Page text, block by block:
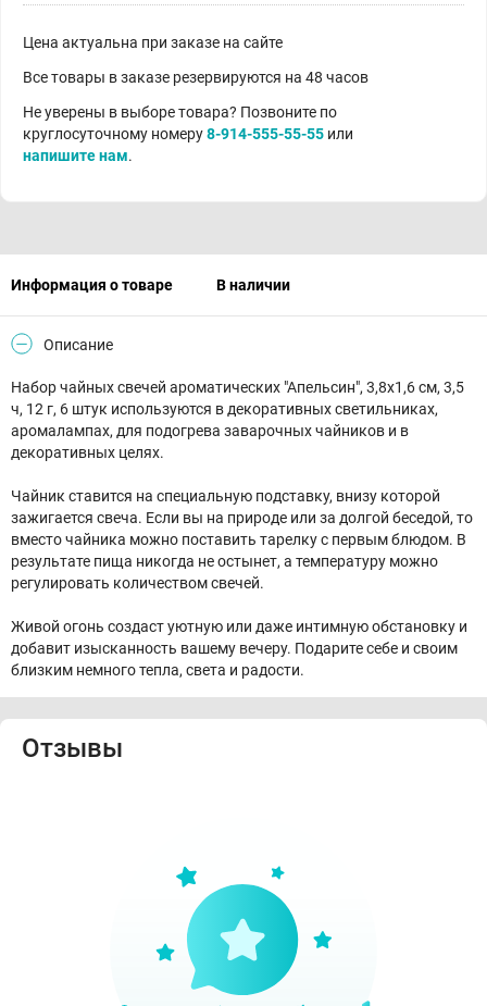
Цена актуальна при заказе на сайте
Все товары в заказе резервируются на 48 часов
Не уверены в выборе товара? Позвоните по
круглосуточному номеру8-914-555-55-55 или
напишите нам.
Информация о товаре В наличии
Описание
Набор чайных свечей ароматических "Апельсин", 3,8х1,6 см, 3,5
ч, 12 г, 6 штук используются в декоративных светильниках,
аромалампах, для подогрева заварочных чайников и в
декоративных целях.
Чайник ставится на специальную подставку, внизу которой
зажигается свеча. Если вы на природе или за долгой беседой, то
вместо чайника можно поставить тарелку с первым блюдом. В
результате пища никогда не остынет, а температуру можно
регулировать количеством свечей.
Живой огонь создаст уютную или даже интимную обстановку и
добавит изысканность вашему вечеру. Подарите себе и своим
близким немного тепла, света и радости.
Отзывы